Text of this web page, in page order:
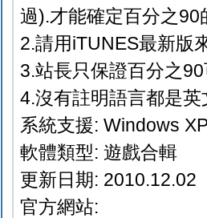
過).才能確定百分之90
2.請用iTUNES最新版
3.站長只保證百分之
4.沒有註明語言都是
系統支援: Windows
軟體類型: 遊戲合輯
更新日期: 2010.12.02
官方網站: